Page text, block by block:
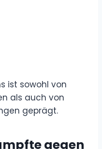
ist sowohl von
als auch von
geprägt.
gegen